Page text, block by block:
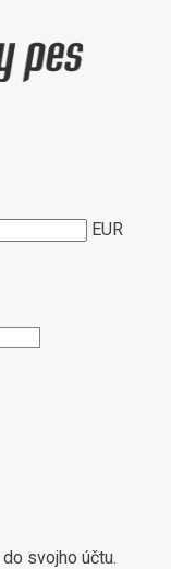
EUR
do svojho účtu.